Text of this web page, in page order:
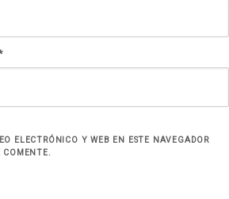
ELECTRÓNICO Y WEB EN ESTE NAVEGADOR
COMENTE.